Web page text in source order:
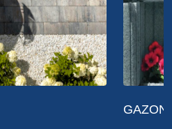
GAZON